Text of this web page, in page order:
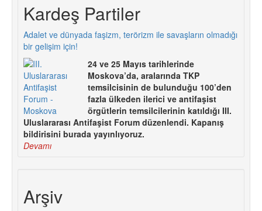
Kardeş Partiler
Adalet ve dünyada faşizm, terörizm ile savaşların olmadığı
bir gelişim için!
24 ve 25 Mayıs tarihlerinde
Moskova’da, aralarında TKP
temsilcisinin de bulunduğu 100’den
fazla ülkeden ilerici ve antifaşist
örgütlerin temsilcilerinin katıldığı III.
Uluslararası Antifaşist Forum düzenlendi. Kapanış
bildirisini burada yayınlıyoruz.
Devamı
Arşiv